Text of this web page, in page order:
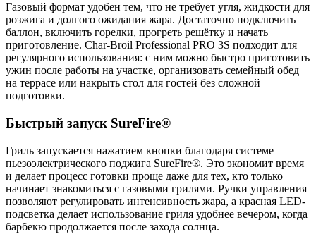
Газовый формат удобен тем, что не требует угля, жидкости для
розжига и долгого ожидания жара. Достаточно подключить
баллон, включить горелки, прогреть решётку и начать
приготовление. Char-Broil Professional PRO 3S подходит для
регулярного использования: с ним можно быстро приготовить
ужин после работы на участке, организовать семейный обед
на террасе или накрыть стол для гостей без сложной
подготовки.
Быстрый запуск SureFire®
Гриль запускается нажатием кнопки благодаря системе
пьезоэлектрического поджига SureFire®. Это экономит время
и делает процесс готовки проще даже для тех, кто только
начинает знакомиться с газовыми грилями. Ручки управления
позволяют регулировать интенсивность жара, а красная LED-
подсветка делает использование гриля удобнее вечером, когда
барбекю продолжается после захода солнца.